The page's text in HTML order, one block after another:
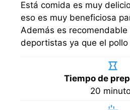
Está comida es muy
eso es muy beneficiosa
Además es recomendable
deportistas ya que el
Tiempo de
20